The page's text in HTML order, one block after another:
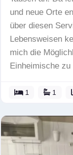
und neue Orte
über diesen
Lebensweisen
mich die
Einheimische
1 1